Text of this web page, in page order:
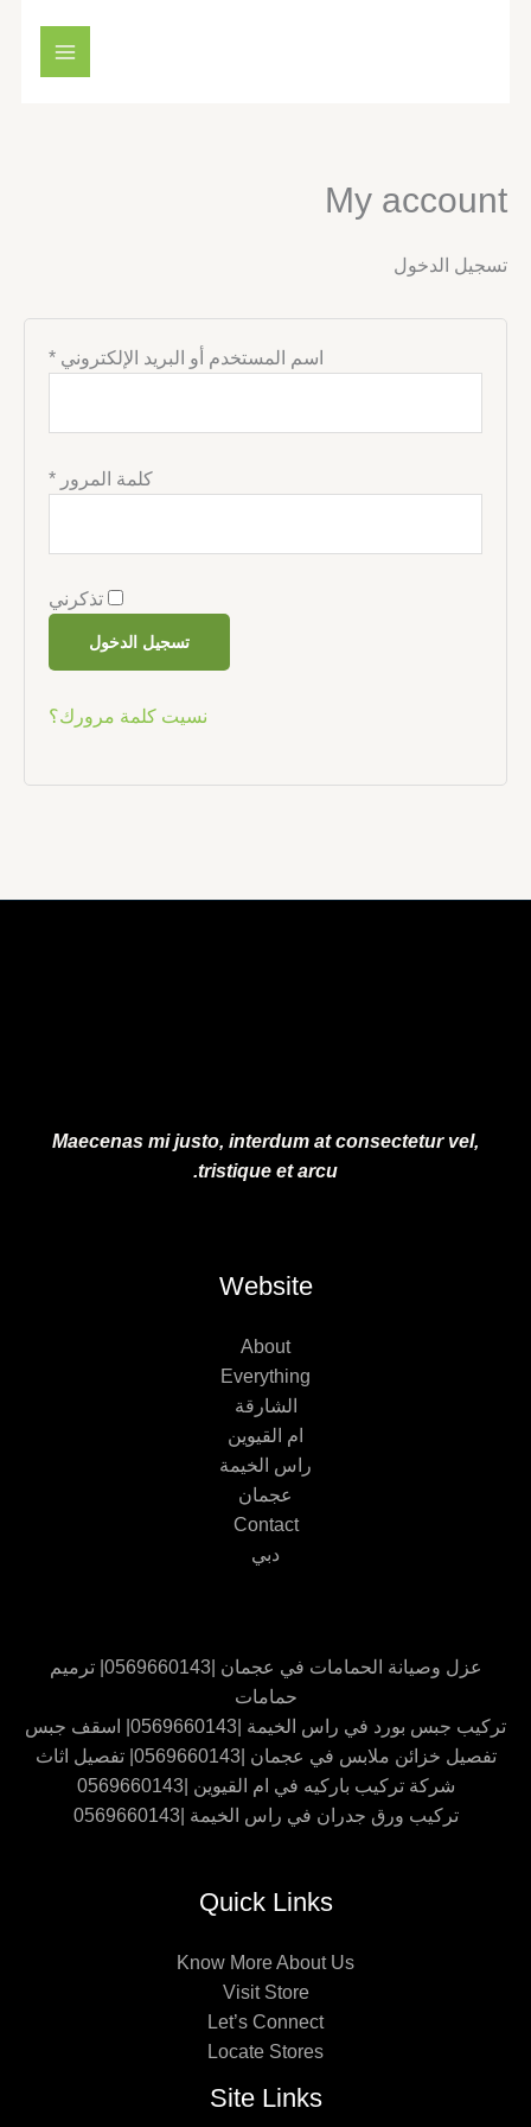
My account
تسجيل الدخول
اسم المستخدم أو البريد الإلكتروني *
كلمة المرور *
تذكرني
تسجيل الدخول
نسيت كلمة مرورك؟
Maecenas mi justo, interdum at consectetur vel,
tristique et arcu.
Website
About
Everything
الشارقة
ام القيوين
راس الخيمة
عجمان
Contact
دبي
عزل وصيانة الحمامات في عجمان |0569660143| ترميم
حمامات
تركيب جبس بورد في راس الخيمة |0569660143| اسقف جبس
تفصيل خزائن ملابس في عجمان |0569660143| تفصيل اثاث
شركة تركيب باركيه في ام القيوين |0569660143
تركيب ورق جدران في راس الخيمة |0569660143
Quick Links
Know More About Us
Visit Store
Let’s Connect
Locate Stores
Site Links